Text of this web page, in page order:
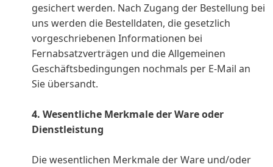
gesichert werden. Nach Zugang der Bestellung bei
uns werden die Bestelldaten, die gesetzlich
vorgeschriebenen Informationen bei
Fernabsatzverträgen und die Allgemeinen
Geschäftsbedingungen nochmals per E-Mail an
Sie übersandt.
4. Wesentliche Merkmale der Ware oder
Dienstleistung
Die wesentlichen Merkmale der Ware und/oder